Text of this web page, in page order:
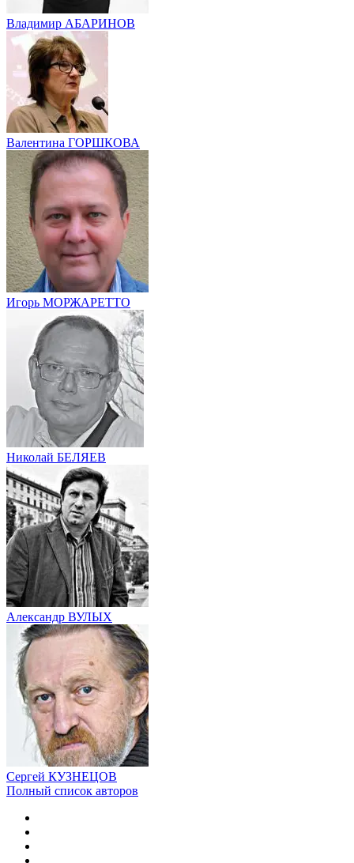
Владимир АБАРИНОВ
Валентина ГОРШКОВА
Игорь МОРЖАРЕТТО
Николай БЕЛЯЕВ
Александр ВУЛЫХ
Сергей КУЗНЕЦОВ
Полный список авторов